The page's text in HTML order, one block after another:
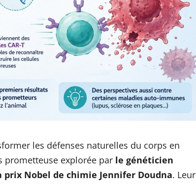
les défenses naturelles du corps en
prometteuse explorée par le généticien
prix Nobel de chimie Jennifer Doudna. Leur